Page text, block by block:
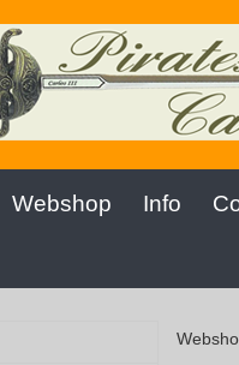
Webshop Info